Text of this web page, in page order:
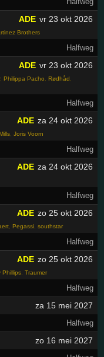
vr 23 okt 2026
ADE
Brothers
Halfweg
vr 23 okt 2026
ADE
,Philippa Pacho ,Rødhåd
Halfweg
za 24 okt 2026
ADE
,Joris Voorn
Halfweg
za 24 okt 2026
ADE
Halfweg
zo 25 okt 2026
ADE
,Pegassi ,southstar
Halfweg
zo 25 okt 2026
ADE
Phillips ,Traumer
Halfweg
za 15 mei 2027
Halfweg
zo 16 mei 2027